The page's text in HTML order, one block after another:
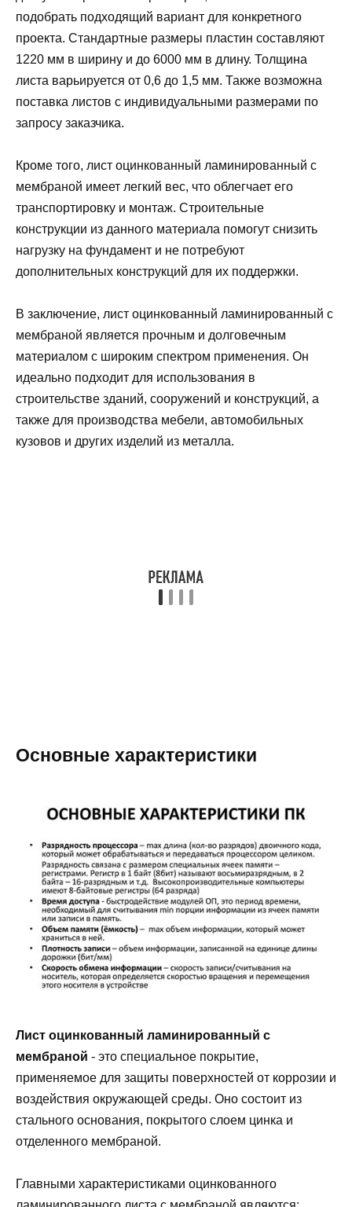
подобрать подходящий вариант для конкретного
проекта. Стандартные размеры пластин составляют
1220 мм в ширину и до 6000 мм в длину. Толщина
листа варьируется от 0,6 до 1,5 мм. Также возможна
поставка листов с индивидуальными размерами по
запросу заказчика.
Кроме того, лист оцинкованный ламинированный с
мембраной имеет легкий вес, что облегчает его
транспортировку и монтаж. Строительные
конструкции из данного материала помогут снизить
нагрузку на фундамент и не потребуют
дополнительных конструкций для их поддержки.
В заключение, лист оцинкованный ламинированный с
мембраной является прочным и долговечным
материалом с широким спектром применения. Он
идеально подходит для использования в
строительстве зданий, сооружений и конструкций, а
также для производства мебели, автомобильных
кузовов и других изделий из металла.
Основные характеристики
Лист оцинкованный ламинированный с
мембраной - это специальное покрытие,
применяемое для защиты поверхностей от коррозии и
воздействия окружающей среды. Оно состоит из
стального основания, покрытого слоем цинка и
отделенного мембраной.
Главными характеристиками оцинкованного